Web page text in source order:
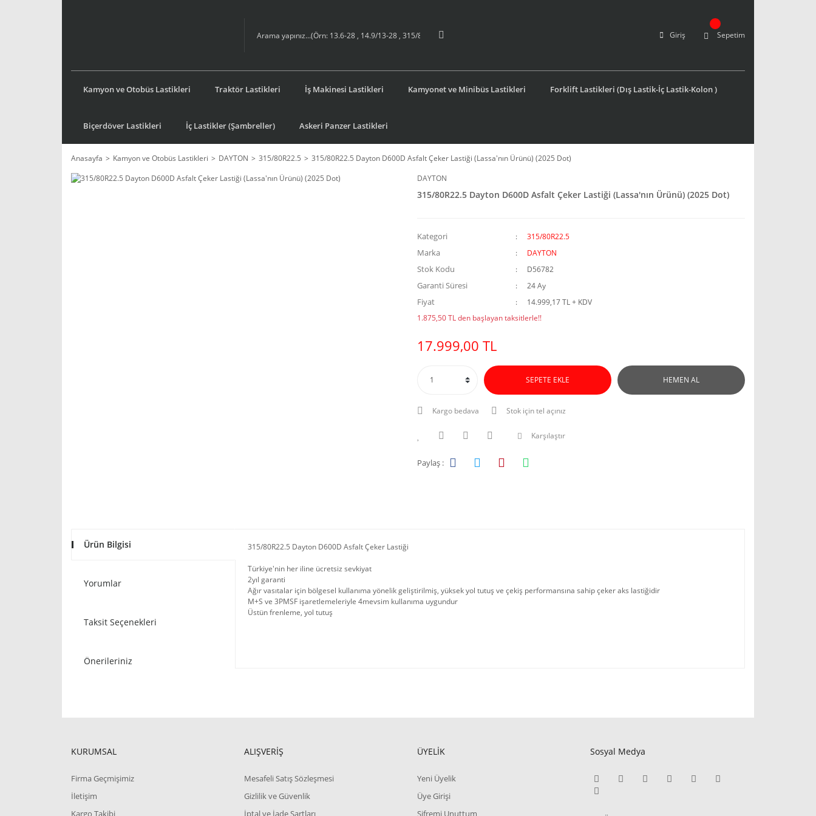
Giriş Sepetim
Kamyon ve Otobüs Lastikleri Traktör Lastikleri İş Makinesi Lastikleri Kamyonet ve Minibüs Lastikleri Forklift Lastikleri (Dış Lastik-İç Lastik-Kolon )
Biçerdöver Lastikleri İç Lastikler (Şambreller) Askeri Panzer Lastikleri
Anasayfa Kamyon ve Otobüs Lastikleri DAYTON 315/80R22.5
315/80R22.5 Dayton D600D Asfalt Çeker Lastiği (Lassa'nın Ürünü) (2025 Dot)
DAYTON
315/80R22.5 Dayton D600D Asfalt Çeker Lastiği (Lassa'nın Ürünü) (2025 Dot)
Kategori 315/80R22.5
Marka DAYTON
Stok Kodu D56782
Garanti Süresi 24 Ay
Fiyat
14.999,17 TL + KDV
1.875,50 TL den başlayan taksitlerle!!
17.999,00 TL
SEPETE EKLE HEMEN AL
Kargo bedava Stok için tel açınız
Karşılaştır
Paylaş :
Ürün Bilgisi
Yorumlar
Taksit Seçenekleri
Önerileriniz
315/80R22.5 Dayton D600D Asfalt Çeker Lastiği
Türkiye'nin her iline ücretsiz sevkiyat
2yıl garanti
Ağır vasıtalar için bölgesel kullanıma yönelik geliştirilmiş, yüksek yol tutuş ve çekiş performansına sahip çeker aks lastiğidir
M+S ve 3PMSF işaretlemeleriyle 4mevsim kullanıma uygundur
Üstün frenleme, yol tutuş
KURUMSAL
Firma Geçmişimiz
İletişim
Kargo Takibi
ALIŞVERİŞ
Mesafeli Satış Sözleşmesi
Gizlilik ve Güvenlik
İptal ve İade Şartları
ÜYELİK
Yeni Üyelik
Üye Girişi
Şifremi Unuttum
Sosyal Medya